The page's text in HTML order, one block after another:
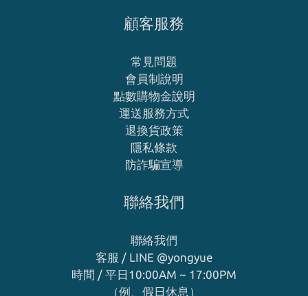
顧客服務
常見問題
會員制說明
點數購物金說明
運送服務方式
退換貨政策
隱私條款
防詐騙宣導
聯絡我們
聯絡我們
客服 / LINE @yongyue
時間 / 平日10:00AM ~ 17:00PM
（例、假日休息）